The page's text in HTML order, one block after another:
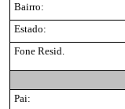
Bairro:
Estado:
Fone Resid.
Pai: